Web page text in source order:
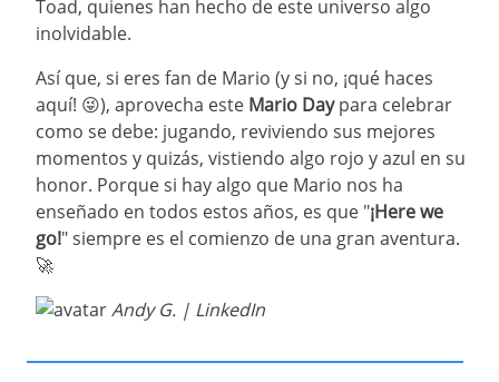
Toad, quienes han hecho de este universo algo
inolvidable.
Así que, si eres fan de Mario (y si no, ¡qué haces
aquí! 😜), aprovecha este Mario Daypara celebrar
como se debe: jugando, reviviendo sus mejores
momentos y quizás, vistiendo algo rojo y azul en su
honor. Porque si hay algo que Mario nos ha
enseñado en todos estos años, es que "¡Here we
go!" siempre es el comienzo de una gran aventura.
🚀
Andy G. | LinkedIn